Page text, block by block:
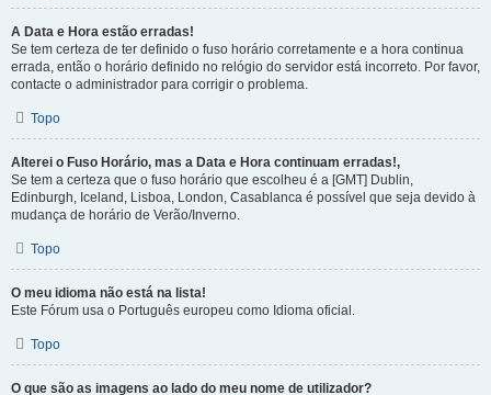
A Data e Hora estão erradas!
Se tem certeza de ter definido o fuso horário corretamente e a hora continua
errada, então o horário definido no relógio do servidor está incorreto. Por favor,
contacte o administrador para corrigir o problema.
Topo
Alterei o Fuso Horário, mas a Data e Hora continuam erradas!,
Se tem a certeza que o fuso horário que escolheu é a [GMT] Dublin,
Edinburgh, Iceland, Lisboa, London, Casablanca é possível que seja devido à
mudança de horário de Verão/Inverno.
Topo
O meu idioma não está na lista!
Este Fórum usa o Português europeu como Idioma oficial.
Topo
O que são as imagens ao lado do meu nome de utilizador?